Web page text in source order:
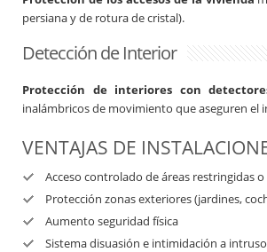
persiana y de rotura de cristal).
Detección de Interior
Protección de interiores con
inalámbricos de movimiento que aseguren el
VENTAJAS DE
Acceso controlado de áreas restringidas o
Protección zonas exteriores (jardines,
Aumento seguridad física
Sistema disuasión e intimidación a